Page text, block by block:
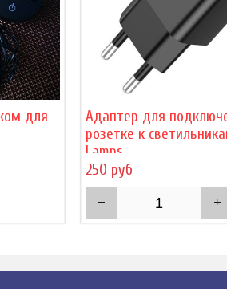
для
Адаптер для
розетке к
Lamps
250 руб